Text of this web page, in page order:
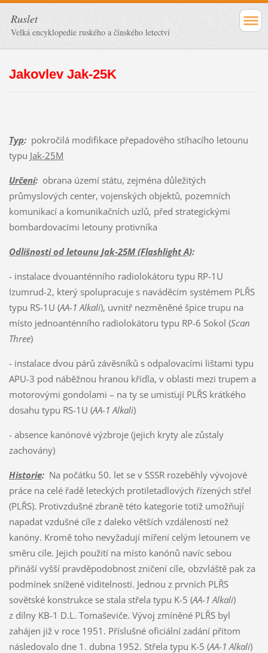
Ruslet
Velká encyklopedie ruského a čínského letectví
Jakovlev Jak-25K
Typ:pokročilá modifikace přepadového stíhacího letounu
typu Jak-25M
Určení:obrana území státu, zejména důležitých
průmyslových center, vojenských objektů, pozemních
komunikací a komunikačních uzlů, před strategickými
bombardovacími letouny protivníka
Odlišnosti od letounu Jak-25M (Flashlight A):
- instalace dvouanténního radiolokátoru typu RP-1U
Izumrud-2, který spolupracuje s naváděcím systémem PLŘS
typu RS-1U (AA-1 Alkali), uvnitř nezměněné špice trupu na
místo jednoanténního radiolokátoru typu RP-6 Sokol (Scan
Three)
- instalace dvou párů závěsníků s odpalovacími lištami typu
APU-3 pod náběžnou hranou křídla, v oblasti mezi trupem a
motorovými gondolami – na ty se umisťují PLŘS krátkého
dosahu typu RS-1U (AA-1 Alkali)
- absence kanónové výzbroje (jejich kryty ale zůstaly
zachovány)
Historie:Na počátku 50. let se v SSSR rozeběhly vývojové
práce na celé řadě leteckých protiletadlových řízených střel
(PLŘS). Protivzdušné zbraně této kategorie totiž umožňují
napadat vzdušné cíle z daleko větších vzdáleností než
kanóny. Kromě toho nevyžadují míření celým letounem ve
směru cíle. Jejich použití na místo kanónů navíc sebou
přináší vyšší pravděpodobnost zničení cíle, obzvláště pak za
podmínek snížené viditelnosti. Jednou z prvních PLŘS
sovětské konstrukce se stala střela typu K-5 (AA-1 Alkali)
z dílny KB-1 D.L. Tomaševiče. Vývoj zmíněné PLŘS byl
zahájen již v roce 1951. Příslušné oficiální zadání přitom
následovalo dne 1. dubna 1952. Střela typu K-5 (AA-1 Alkali)